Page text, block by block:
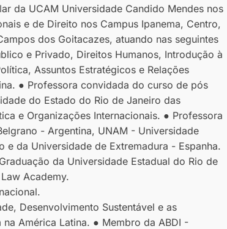
da UCAM Universidade Candido Mendes nos
e de Direito nos Campus Ipanema, Centro,
dos Goitacazes, atuando nas seguintes
e Privado, Direitos Humanos, Introdução à
Assuntos Estratégicos e Relações
● Professora convidada do curso de pós
do Estado do Rio de Janeiro das
e Organizações Internacionais. ● Professora
- Argentina, UNAM - Universidade
e da Universidade de Extremadura - Espanha.
da Universidade Estadual do Rio de
Academy.
Desenvolvimento Sustentável e as
América Latina. ● Membro da ABDI -